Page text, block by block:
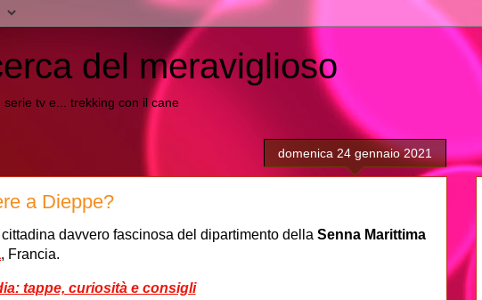
del meraviglioso
serie tv e... trekking con il cane
domenica 24 gennaio 2021
a Dieppe?
davvero fascinosa del dipartimento della Senna Marittima
, Francia.
tappe, curiosità e consigli